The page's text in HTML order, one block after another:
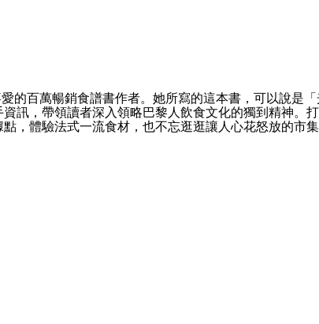
的百萬暢銷食譜書作者。她所寫的這本書，可以說是
訊，帶領讀者深入領略巴黎人飲食文化的獨到精神。
，體驗法式一流食材，也不忘逛逛讓人心花怒放的市